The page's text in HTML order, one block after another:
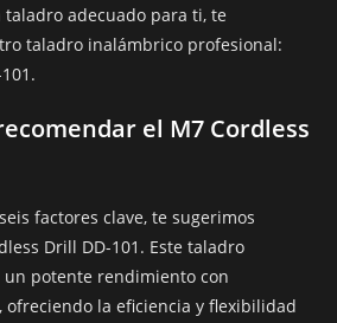
taladro adecuado para ti, te
taladro inalámbrico profesional:
el M7 Cordless
factores clave, te sugerimos
Drill DD-101. Este taladro
potente rendimiento con
ofreciendo la eficiencia y flexibilidad